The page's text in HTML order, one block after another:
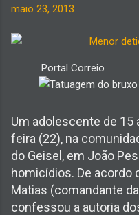
maio 23, 2013
Portal Correio
com fantasmas ao
Um adolescente de
feira (22), na
do Geisel, em João
homicídios. De acordo
Matias (comandante
confessou a autoria